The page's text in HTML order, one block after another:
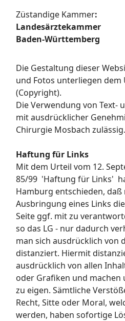
Züstandige Kammer:
Landesärztekammer
Baden-Württemberg
Die Gestaltung dieser
und Fotos unterliegen
(Copyright).
Die Verwendung von Text-
mit ausdrücklicher
Chirurgie Mosbach zulässig.
Haftung für Links
Mit dem Urteil vom 12.
85/99 ­ 'Haftung für Links'
Hamburg entschieden,
Ausbringung eines Links
Seite ggf. mit zu
so das LG - nur dadurch
man sich ausdrücklich von
distanziert. Hiermit
ausdrücklich von allen
oder Grafiken und machen
zu eigen. Sämtliche
Recht, Sitte oder Moral,
werden, haben sofortige